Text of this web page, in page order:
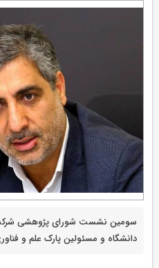
سومین نشست شورای پژوهشی شرکت
دانشگاه و مسئولین پارک علم و